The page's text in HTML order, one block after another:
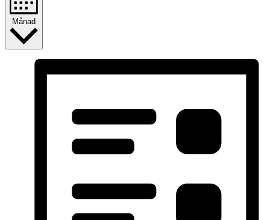
Månad